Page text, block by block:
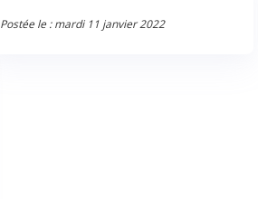
Postée le : mardi 11 janvier 2022